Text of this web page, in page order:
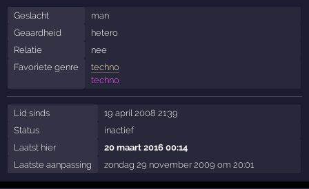
Geslacht
man
Geaardheid
hetero
Relatie
nee
Favoriete genre
techno
techno
Lid sinds
19 april 2008 21:39
Status
inactief
Laatst hier
20 maart 2016 00:14
Laatste aanpassing
zondag 29 november 2009 om 20:01